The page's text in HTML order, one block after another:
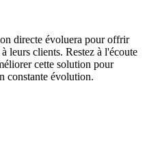
directe évoluera pour offrir
leurs clients. Restez à l'écoute
cette solution pour
constante évolution.